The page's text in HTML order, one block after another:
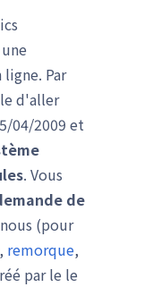
Par
d'aller
04/2009 et
. Vous
de
(pour
remorque,
par le le